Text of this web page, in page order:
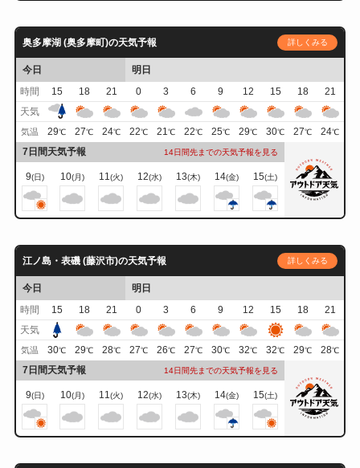
奥多摩湖 (奥多摩町)の天気予報 詳しくみる
今日
明日
時間
15 18 21 0 3 6 9 12 15 18
21
天気
気温 29℃ 27℃ 24℃ 22℃ 21℃ 22℃ 25℃ 29℃ 30℃ 27℃ 24℃
7日間天気予報 14日間先までの天気予報を見る
9(日) 10(月) 11 (火) 12(水) 13(木) 14(金) 15(土)
江ノ島・表磯 (藤沢市)の天気予報 詳しくみる
今日
明日
時間
15 18 21 0 3 6 9 12 15 18
21
天気
気温 30℃ 29℃ 28℃ 27℃ 26℃ 27℃ 30℃ 32℃ 32℃ 29℃ 28℃
7日間天気予報 14日間先までの天気予報を見る
9(日) 10(月) 11(火) 12(水) 13(木) 14(金) 15(土)